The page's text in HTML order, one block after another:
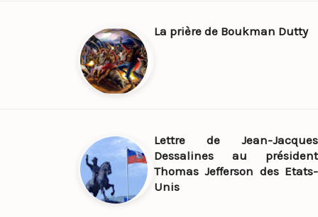
La prière de Boukman Dutty
Lettre de Jean-Jacques
Dessalines au président
Thomas Jefferson des Etats-
Unis